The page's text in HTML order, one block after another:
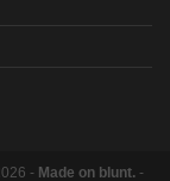
- Made on blunt. -